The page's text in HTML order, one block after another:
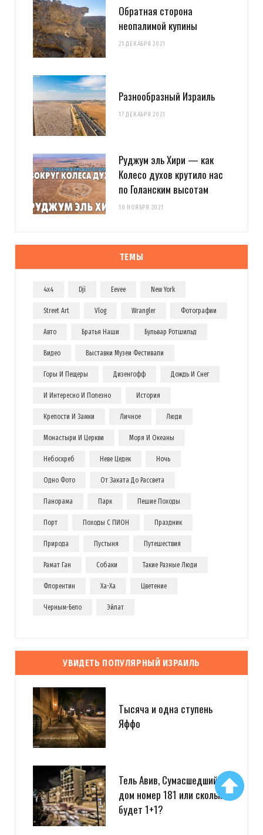
Обратная сторона
неопалимой купины
21 ДЕКАБРЯ 2021
Разнообразный Израиль
17 ДЕКАБРЯ 2021
Руджум эль Хири — как
Колесо духов крутило нас
по Голанским высотам
10 НОЯБРЯ 2021
ТЕМЫ
4x4 Dji Eevee New York
Street Art Vlog Wrangler Фотографии
Авто Братья Наши Бульвар Ротшильд
Видео Выставки Музеи Фестивали
Горы И Пещеры Дизенгофф Дождь И Снег
И Интересно И Полезно История
Крепости И Замки Личное Люди
Монастыри И Церкви Моря И Океаны
Небоскреб Неве Цедек Ночь
Одно Фото От Заката До Рассвета
Панорама Парк Пешие Походы
Порт Походы С ПИОН Праздник
Природа Пустыня Путешествия
Рамат Ган Собаки Такие Разные Люди
Флорентин Ха-Ха Цветение
Черным-Бело Эйлат
УВИДЕТЬ ПОПУЛЯРНЫЙ ИЗРАИЛЬ
Тысяча и одна ступень
Яффо
Тель Авив, Сумасшедший
дом номер 181 или сколько
будет 1+1?